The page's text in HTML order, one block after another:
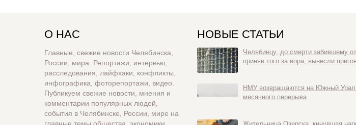
О НАС
Главные, свежие новости Челябинска,
России, мира. Репортажи, интервью,
расследования, лайфхаки, конфликты,
инфографика, фоторепортажи, видео.
Публикуем свежие новости, мнения и
комментарии популярных людей,
события в Челябинске, России, мире на
главные темы общества, экономики,
НОВЫЕ СТАТЬИ
Челябинцу, до смерти забившему
приняв того за вора, вынесли
НМУ возвращаются на Южный Урал
месячного перерыва